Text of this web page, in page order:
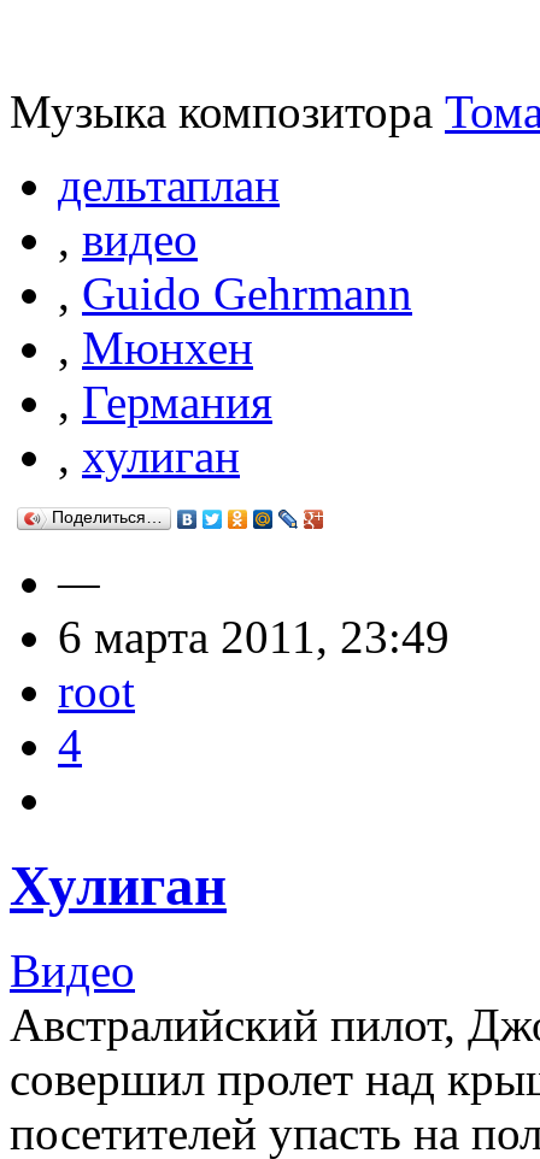
Музыка композитора
дельтаплан
, видео
, Guido Gehrmann
, Мюнхен
, Германия
, хулиган
Поделиться…
—
6 марта 2011, 23:49
root
4
Хулиган
Видео
Австралийский пилот,
совершил пролет над
посетителей упасть на